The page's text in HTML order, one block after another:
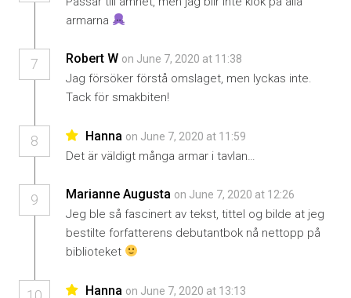
armarna
7 Robert W on June 7, 2020 at 11:38
Jag försöker förstå omslaget, men lyckas inte.
Tack för smakbiten!
8 Hanna on June 7, 2020 at 11:59
Det är väldigt många armar i tavlan…
9 Marianne Augusta on June 7, 2020 at 12:26
Jeg ble så fascinert av tekst, tittel og bilde at jeg
bestilte forfatterens debutantbok nå nettopp på
biblioteket
Hanna on June 7, 2020 at 13:13